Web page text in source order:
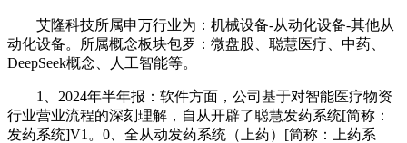
艾隆科技所属申万行业为：机械设备-从动化设备-其他从
动化设备。所属概念板块包罗：微盘股、聪慧医疗、中药、
DeepSeek概念、人工智能等。
1、2024年半年报：软件方面，公司基于对智能医疗物资
行业营业流程的深刻理解，自从开辟了聪慧发药系统[简称：
发药系统]V1。0、全从动发药系统（上药）[简称：上药系